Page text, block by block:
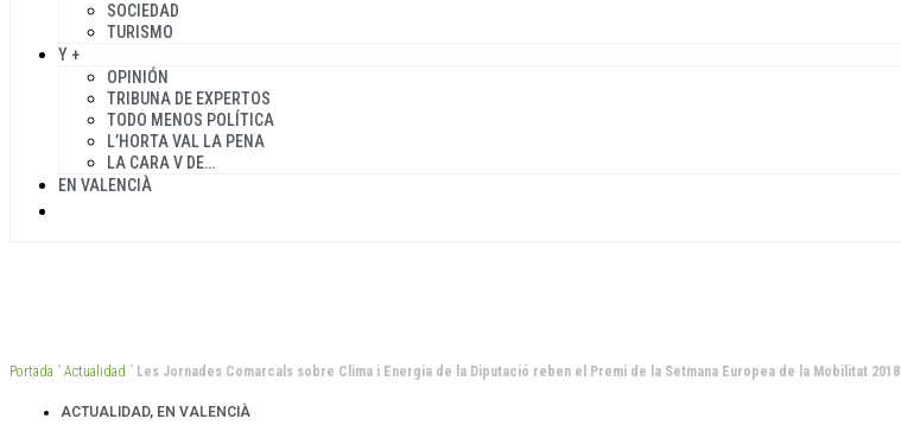
SOCIEDAD
TURISMO
Y +
OPINIÓN
TRIBUNA DE EXPERTOS
TODO MENOS POLÍTICA
L’HORTA VAL LA PENA
LA CARA V DE…
EN VALENCIÀ
Portada ” Actualidad ” Les Jornades Comarcals sobre Clima i Energia de la Diputació reben el Premi de la Setmana Europea de la Mobilitat 2018
ACTUALIDAD, EN VALENCIÀ